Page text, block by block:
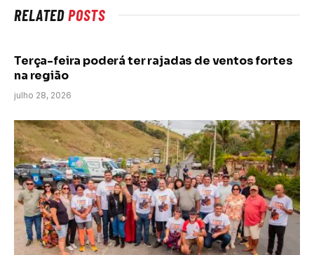
RELATEDPOSTS
Terça-feira poderá ter rajadas de ventos fortes
na região
julho 28, 2026